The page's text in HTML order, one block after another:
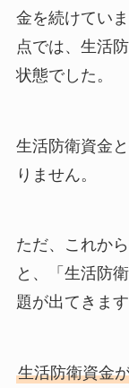
金を続けてい
点では、生活
状態でした。
生活防衛資金
りません。
ただ、これか
と、「生活防
題が出てきます
生活防衛資金